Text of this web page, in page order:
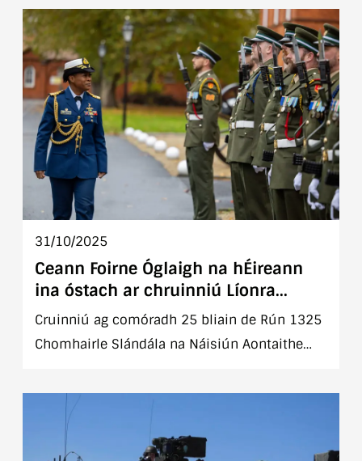
bheairic áitiúil.
31/10/2025
Ceann Foirne Óglaigh na hÉireann
ina óstach ar chruinniú Líonra
Idirnáisiúnta Ceann Cosanta na
mBan, na Síochána agus na
Slándála i mBaile Átha Cliath
Cruinniú ag comóradh 25 bliain de Rún 1325
Chomhairle Slándála na Náisiún Aontaithe
na Slándála (WPS) Fáilte go foirmiúil roimh
chomhalta is nuaí den Choiste Feidhmiúcháin